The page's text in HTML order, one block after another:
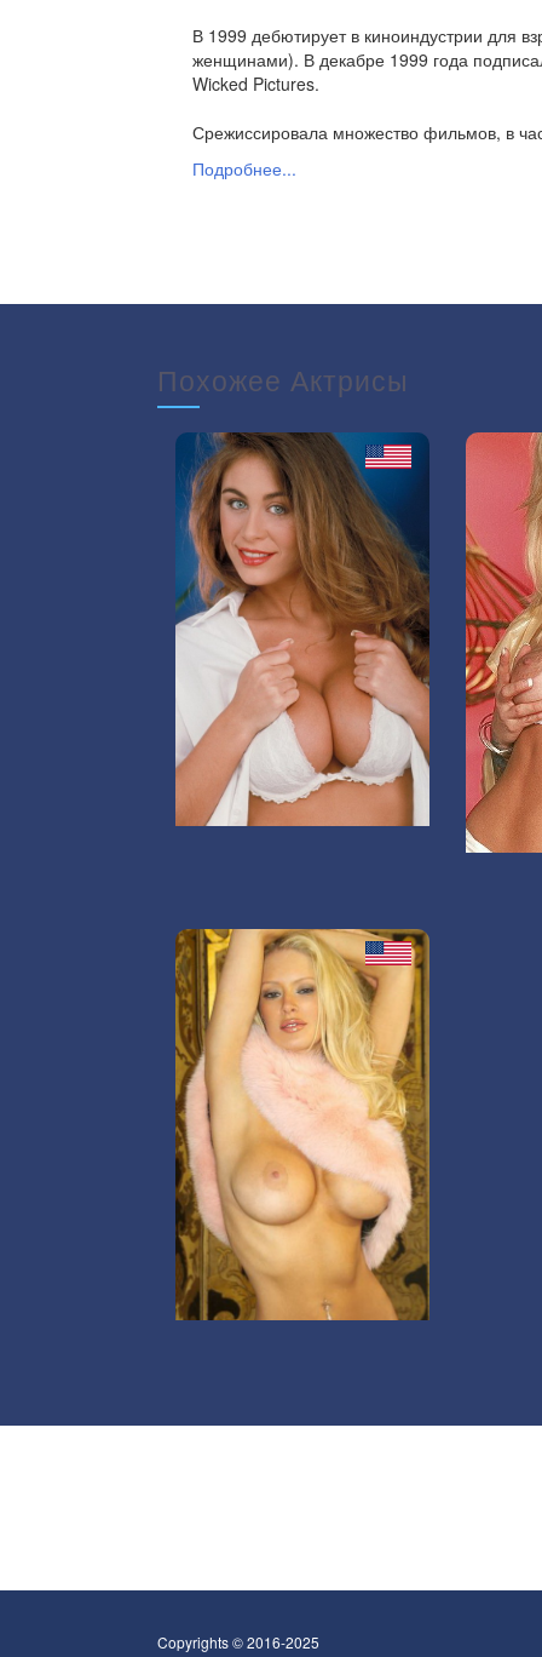
В 1999 дебютирует в киноиндустрии для
женщинами). В декабре 1999 года
Wicked Pictures.
Срежиссировала множество фильмов, в
В 2003 году она начала выступать с
выходили на DVD и на канале Cinemax.
Entertainment и Moniker Online Services в
прибыль от доменных имен, похожих на
вознаграждения. На судебном процессе
реакция, вызванная прекращением её
услуги. В феврале 2009 года она
подавала в суд. Её адвокат от
Подробнее...
Похожее Актрисы
Copyrights © 2016-2025